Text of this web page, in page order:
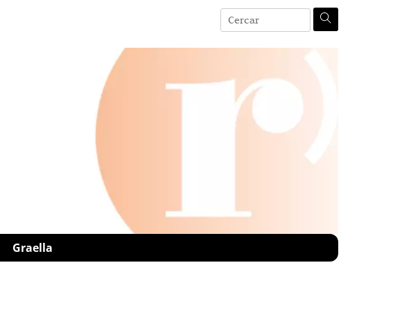
Graella